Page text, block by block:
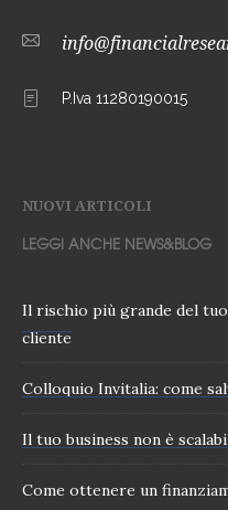
P.Iva 11280190015
NUOVI ARTICOLI
LEGGI ANCHE NEWS&BLOG
Il rischio più grande del
cliente
Colloquio Invitalia: come
Il tuo business non è
Come ottenere un